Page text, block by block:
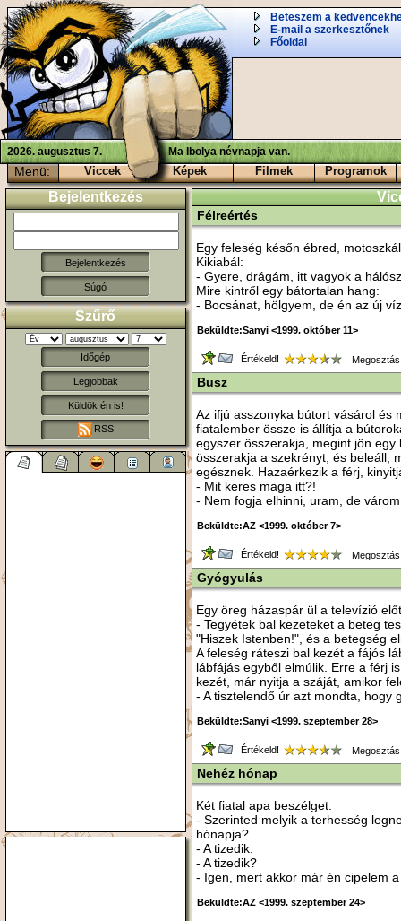
Beteszem a
E-mail a szerkesztőnek
Főoldal
2026. augusztus 7. Ma Ibolya névnapja van.
Menü: Viccek Képek Filmek Programok
Bejelentkezés
Súgó
Szűrő
Időgép
Legjobbak
Küldök én is!
RSS
Félreértés
Egy feleség későn ébred,
Kikiabál:
- Gyere, drágám, itt vagyok a
Mire kintről egy bátortalan hang:
- Bocsánat, hölgyem, de én az új
Beküldte:Sanyi <1999. október 11>
Értékeld!
Busz
Az ifjú asszonyka bútort vásárol és
fiatalember össze is állítja a
egyszer összerakja, megint jön
összerakja a szekrényt, és beleáll,
egésznek. Hazaérkezik a férj,
- Mit keres maga itt?!
- Nem fogja elhinni, uram, de
Beküldte:AZ <1999. október 7>
Értékeld!
Gyógyulás
Egy öreg házaspár ül a televízió
- Tegyétek bal kezeteket a beteg
"Hiszek Istenben!", és a betegség
A feleség ráteszi bal kezét a fájós
lábfájás egyből elmúlik. Erre a férj
kezét, már nyitja a száját, amikor
- A tisztelendő úr azt mondta, hogy
Beküldte:Sanyi <1999. szeptember 28>
Értékeld!
Nehéz hónap
Két fiatal apa beszélget:
- Szerinted melyik a terhesség
hónapja?
- A tizedik.
- A tizedik?
- Igen, mert akkor már én cipelem
Beküldte:AZ <1999. szeptember 24>